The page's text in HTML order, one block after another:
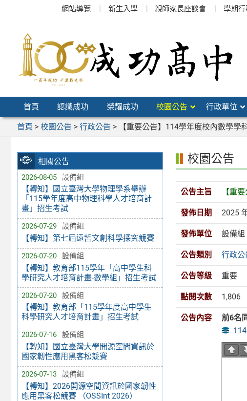
網站導覽 新生入學 親師家長座談會 學期
首頁 認識成功 榮耀成功 校園公告 行政單位
首頁 > 校園公告 > 行政公告 > 【重要公告】114學年度校內數學學
相關公告
2026-08-05 設備組
【轉知】國立臺灣大學物理學系舉辦
「115學年度高中物理科學人才培育計
畫」招生考試
2026-07-29 設備組
【轉知】第七屆遠哲文創科學探究競賽
2026-07-20 設備組
【轉知】教育部115學年「高中學生科
學研究人才培育計畫-數學組」招生考試
2026-07-20 設備組
【轉知】教育部「115學年度高中學生
科學研究人才培育計畫」招生考試
2026-07-16 設備組
【轉知】國立臺灣大學開源空間資訊於
國家韌性應用黑客松競賽
2026-07-13 設備組
【轉知】2026開源空間資訊於國家韌性
應用黑客松競賽 （OSSInt 2026）
校園公告
公告主旨 【重
發佈日期 2025
發佈單位 設備組
公告類別 行政公
公告等級 重要
點閱次數 1,806
公告內容
前6名